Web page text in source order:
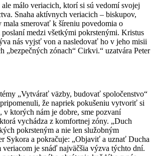
málo veriacich, ktorí si sú vedomí svojej
Snaha aktívnych veriacich – biskupov,
smerovať k šíreniu povedomia o
medzi všetkými pokrstenými. Kristus
nás vyjsť von a nasledovať ho v jeho misii
„bezpečných zónach“ Cirkvi.“ uzatvára Peter
„Vytvárať väzby, budovať spoločenstvo“
že napriek pokušeniu vytvoriť si
v ktorých nám je dobre, sme pozvaní
vychádza z komfortnej zóny. „Duch
pokrsteným a nie len služobným
Sykora a pokračuje: „Objaviť a uznať Ducha
je snáď najväčšia výzva týchto dní.